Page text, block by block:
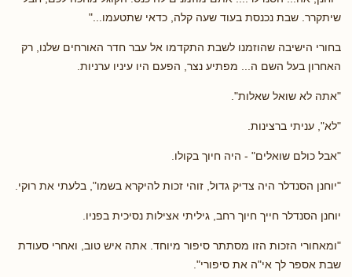
שיתקרר. שבת נכנסת בעוד שעה קלה, כדאי שתטעמו..."
בחורי הישיבה שהוזמנו לשבת התקדמו אל עבר חדר האורחים שלנו, רק
האחרון בעל השם ה... מפתיע נצר, הפעם היו עיניו ערניות.
"אתה לא שואל שאלות".
"לא", עניתי ברצינות.
"אבל כולם שואלים" - היה חיוך בקולו.
"יוחנן הסנדלר היה צדיק גדול, זוהי זכות להיקרא בשמו", בלעתי את רוקי.
יוחנן הסנדלר חייך חיוך רחב, גיליתי אצילות נסיכית בפניו.
"ומאחורי הזכות הזו מסתתר סיפור מיוחד. אתה איש טוב, ואחרי סעודת
שבת אספר לך אי"ה את סיפורי".